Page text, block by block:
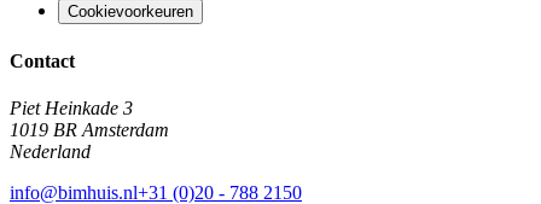
Cookievoorkeuren
Contact
Piet Heinkade 3
1019 BR Amsterdam
Nederland
info@bimhuis.nl+31 (0)20 - 788 2150